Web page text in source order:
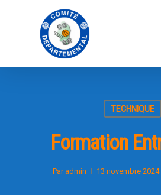
TECHNIQUE
Formation
Par admin 13 novembre 2024